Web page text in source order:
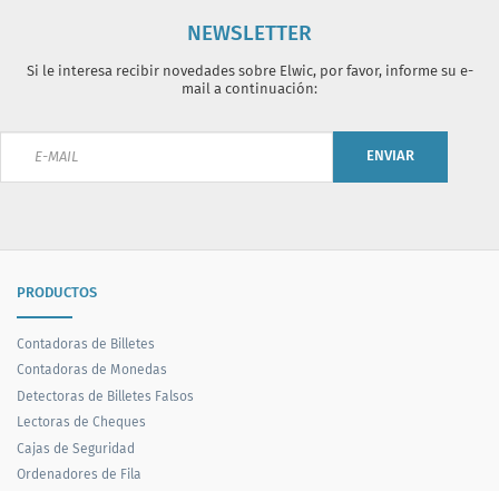
NEWSLETTER
Si le interesa recibir novedades sobre Elwic, por favor, informe su e-
mail a continuación:
ENVIAR
PRODUCTOS
Contadoras de Billetes
Contadoras de Monedas
Detectoras de Billetes Falsos
Lectoras de Cheques
Cajas de Seguridad
Ordenadores de Fila